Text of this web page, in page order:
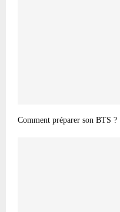
Comment préparer son BTS ?